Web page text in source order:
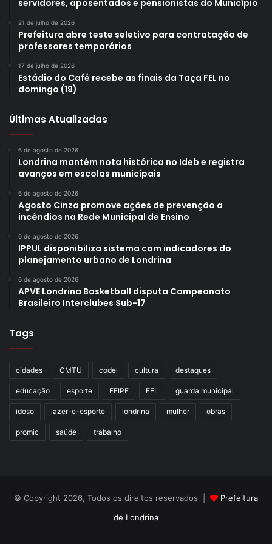
muito honrados”, afirmou.
Rodrigues também destacou que a Guarda Municipal
segurança pública.
população, prestando apoio nas mais diversas situações.
Nosso compromisso é servir o cidadão londrinense, seja
em ocorrências de segurança, em situações de
emergência ou no atendimento das necessidades da
comunidade”, completou.
Além dos homenageados, participaram da cerimônia os
instituição e familiares dos guardas reconhecidos. Cada
homenageado recebeu um certificado de honra ao mérito
e um dia de folga como forma de reconhecimento pelos
relevantes serviços prestados à corporação e à
comunidade londrinense.
Criado com o objetivo de valorizar os profissionais que se
busca reconhecer exemplos de dedicação, eficiência e
comprometimento com o serviço público, fortalecendo o
da Guarda Municipal de Londrina.
Etiquetas apoio ao cidadão
Guarda Municipal de Londrina
patrulhamento preventivo
servidores, aposentados e pensionistas do Município
21 de julho de 2026
Prefeitura abre teste seletivo para contratação de
professores temporários
17 de julho de 2026
Estádio do Café recebe as finais da Taça FEL no
domingo (19)
Últimas Atualizadas
6 de agosto de 2026
Londrina mantém nota histórica no Ideb e registra
avanços em escolas municipais
6 de agosto de 2026
Agosto Cinza promove ações de prevenção a
incêndios na Rede Municipal de Ensino
6 de agosto de 2026
IPPUL disponibiliza sistema com indicadores do
planejamento urbano de Londrina
6 de agosto de 2026
APVE Londrina Basketball disputa Campeonato
Brasileiro Interclubes Sub-17
Tags
cidades CMTU codel cultura destaques
educação esporte FEIPE FEL guarda municipal
idoso lazer-e-esporte londrina mulher obras
promic saúde trabalho
© Copyright 2026, Todos os direitos reservados |
Prefeitura
de Londrina